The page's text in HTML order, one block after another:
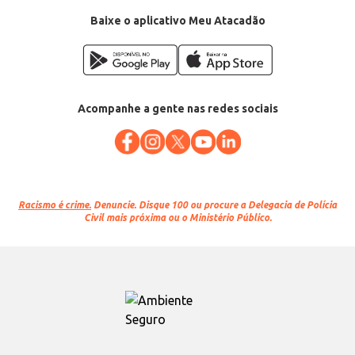
Baixe o aplicativo Meu Atacadão
Acompanhe a gente nas redes sociais
Racismo é crime. Denuncie. Disque 100 ou procure a Delegacia de Polícia
Civil mais próxima ou o Ministério Público.